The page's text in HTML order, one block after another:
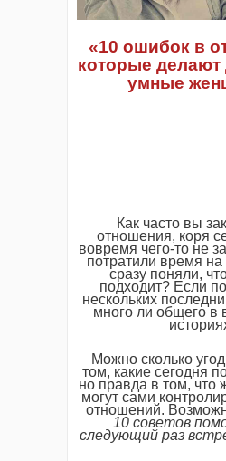
«10 ошибок в
которые
умные
Как часто вы
отношения, коря
вовремя чего-то не
потратили время на
сразу поняли,
подходит? Если
нескольких
много ли общего в
Можно сколько
том, какие сегодня
но правда в том,
могут сами
отношений.
10 советов
следующий раз